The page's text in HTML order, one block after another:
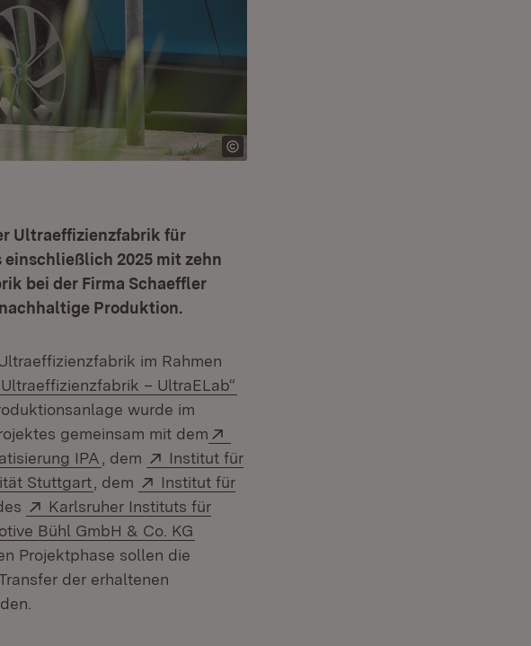
Ultraeffizienzfabrik für
2025 mit zehn
bei der Firma Schaeffler
Produktion.
im Rahmen
Ultraeffizienzfabrik – UltraELab“
wurde im
gemeinsam mit dem
IPA (Öffnet in neuem Fenster)
, dem Extern:
Institut für
Fenster)
Stuttgart (Öffnet in neuem Fenster)
, dem Extern:
Institut für
in neuem Fenster)
Extern:
Karlsruher Instituts für
Bühl GmbH & Co. KG
Projektphase sollen die
der erhaltenen